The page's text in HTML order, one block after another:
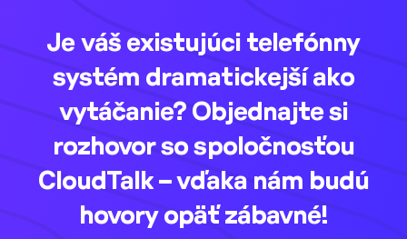
Je váš existujúci telefónny
systém dramatickejší ako
vytáčanie? Objednajte si
rozhovor so spoločnosťou
CloudTalk – vďaka nám budú
hovory opäť zábavné!